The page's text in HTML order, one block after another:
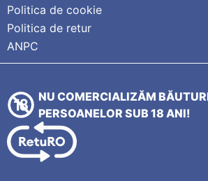
Politica de cookie
Politica de retur
ANPC
NU COMERCIALIZĂM
PERSOANELOR SUB 18 ANI!